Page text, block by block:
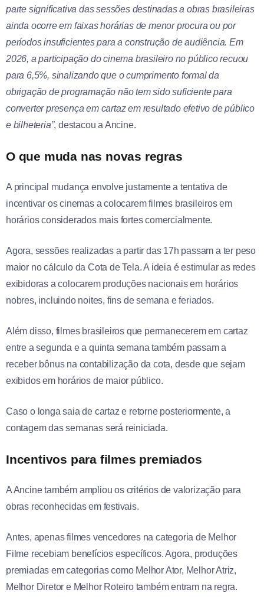
parte significativa das sessões destinadas a obras brasileiras
ainda ocorre em faixas horárias de menor procura ou por
períodos insuficientes para a construção de audiência. Em
2026, a participação do cinema brasileiro no público recuou
para 6,5%, sinalizando que o cumprimento formal da
obrigação de programação não tem sido suficiente para
converter presença em cartaz em resultado efetivo de público
e bilheteria”, destacou a Ancine.
O que muda nas novas regras
A principal mudança envolve justamente a tentativa de
incentivar os cinemas a colocarem filmes brasileiros em
horários considerados mais fortes comercialmente.
Agora, sessões realizadas a partir das 17h passam a ter peso
maior no cálculo da Cota de Tela. A ideia é estimular as redes
exibidoras a colocarem produções nacionais em horários
nobres, incluindo noites, fins de semana e feriados.
Além disso, filmes brasileiros que permanecerem em cartaz
entre a segunda e a quinta semana também passam a
receber bônus na contabilização da cota, desde que sejam
exibidos em horários de maior público.
Caso o longa saia de cartaz e retorne posteriormente, a
contagem das semanas será reiniciada.
Incentivos para filmes premiados
A Ancine também ampliou os critérios de valorização para
obras reconhecidas em festivais.
Antes, apenas filmes vencedores na categoria de Melhor
Filme recebiam benefícios específicos. Agora, produções
premiadas em categorias como Melhor Ator, Melhor Atriz,
Melhor Diretor e Melhor Roteiro também entram na regra.